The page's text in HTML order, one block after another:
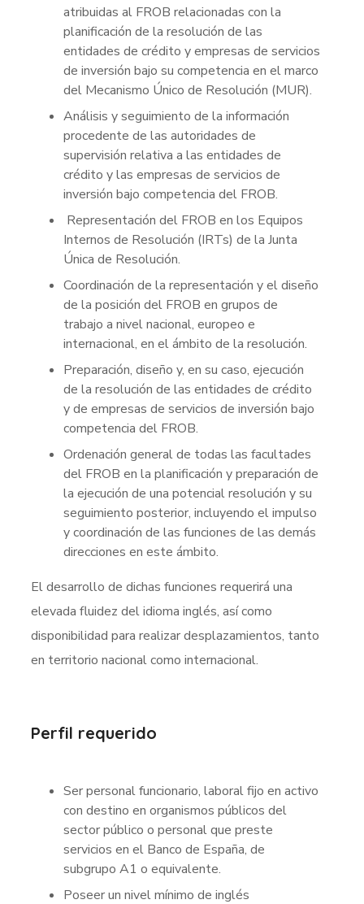
atribuidas al FROB relacionadas con la
planificación de la resolución de las
entidades de crédito y empresas de servicios
de inversión bajo su competencia en el marco
del Mecanismo Único de Resolución (MUR).
Análisis y seguimiento de la información
procedente de las autoridades de
supervisión relativa a las entidades de
crédito y las empresas de servicios de
inversión bajo competencia del FROB.
Representación del FROB en los Equipos
Internos de Resolución (IRTs) de la Junta
Única de Resolución.
Coordinación de la representación y el diseño
de la posición del FROB en grupos de
trabajo a nivel nacional, europeo e
internacional, en el ámbito de la resolución.
Preparación, diseño y, en su caso, ejecución
de la resolución de las entidades de crédito
y de empresas de servicios de inversión bajo
competencia del FROB.
Ordenación general de todas las facultades
del FROB en la planificación y preparación de
la ejecución de una potencial resolución y su
seguimiento posterior, incluyendo el impulso
y coordinación de las funciones de las demás
direcciones en este ámbito.
El desarrollo de dichas funciones requerirá una
elevada fluidez del idioma inglés, así como
disponibilidad para realizar desplazamientos, tanto
en territorio nacional como internacional.
Perfil requerido
Ser personal funcionario, laboral fijo en activo
con destino en organismos públicos del
sector público o personal que preste
servicios en el Banco de España, de
subgrupo A1 o equivalente.
Poseer un nivel mínimo de inglés